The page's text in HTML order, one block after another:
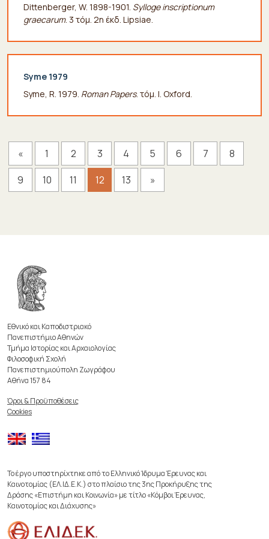
Dittenberger, W. 1898-1901. Sylloge inscriptionum
graecarum. 3 τόμ. 2η έκδ. Lipsiae.
Syme 1979
Syme, R. 1979. Roman Papers. τόμ. I. Oxford.
« 1 2 3 4 5 6 7
8
9
10 11 12 13 »
Εθνικό και Καποδιστριακό
Πανεπιστήμιο Αθηνών
Τμήμα Ιστορίας και Αρχαιολογίας
Φιλοσοφική Σχολή
Πανεπιστημιούπολη Ζωγράφου
Αθήνα 157 84
Όροι & Προϋποθέσεις
Cookies
Το έργο υποστηρίχτηκε από το Ελληνικό Ίδρυμα Έρευνας και
Καινοτομίας (ΕΛ.ΙΔ.Ε.Κ.) στο πλαίσιο της 3ης Προκήρυξης της
Δράσης «Επιστήμη και Κοινωνία» με τίτλο «Κόμβοι Έρευνας,
Καινοτομίας και Διάχυσης»